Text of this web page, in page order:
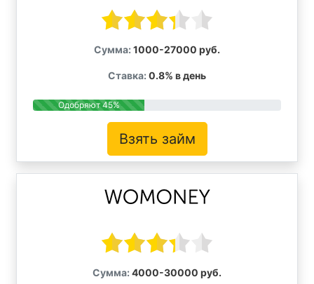
Сумма: 1000-27000 руб.
Ставка: 0.8% в день
Одобряют 45%
Взять займ
Сумма: 4000-30000 руб.